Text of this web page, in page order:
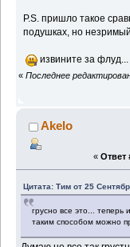
P.S. пришло такое
подушках, но
извините за флуд...
« Последнее
Akelo
« Ответ
Цитата: Тим от 25
грусно все это... теперь
таким способом можно